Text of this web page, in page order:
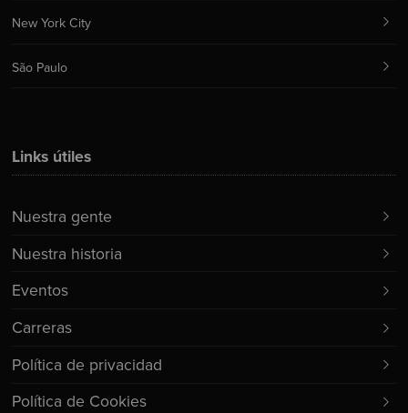
Links útiles
Nuestra gente
Nuestra historia
Eventos
Carreras
Política de privacidad
Política de Cookies
New York City
São Paulo